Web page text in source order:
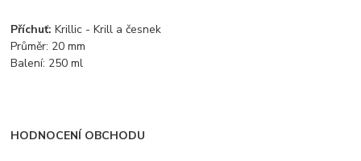
Příchuť: Krillic - Krill a česnek
Průměr: 20 mm
Balení: 250 ml
HODNOCENÍ OBCHODU